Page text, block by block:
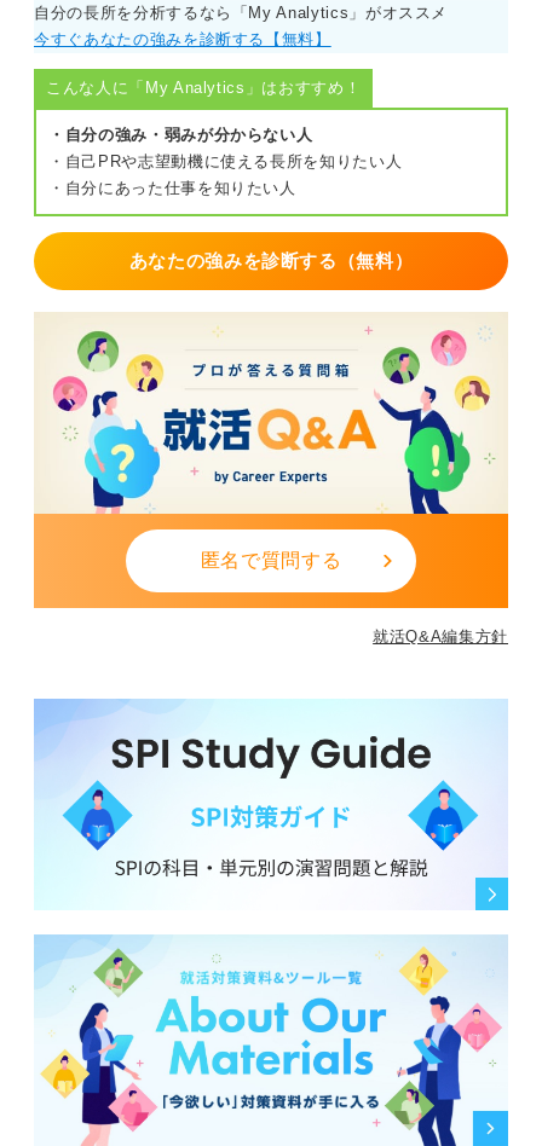
自分の長所を分析するなら「My Analytics」がオススメ
今すぐあなたの強みを診断する【無料】
こんな人に「My Analytics」はおすすめ！
・自分の強み・弱みが分からない人
・自己PRや志望動機に使える長所を知りたい人
・自分にあった仕事を知りたい人
あなたの強みを診断する（無料）
匿名で質問する
就活Q&A編集方針